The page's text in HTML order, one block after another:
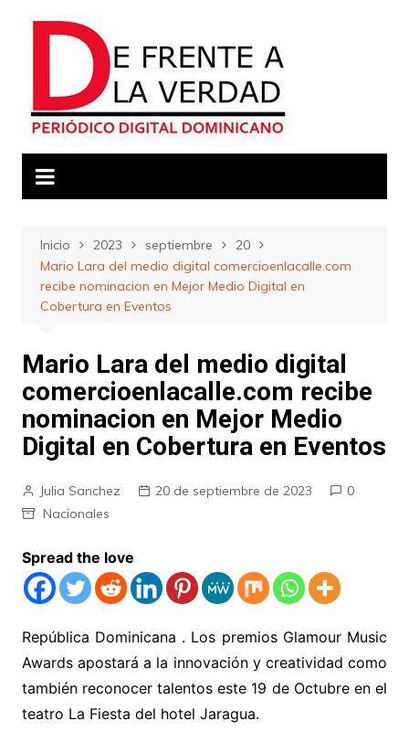
Inicio 2023 septiembre
20
Mario Lara del medio digital comercioenlacalle.com
recibe nominacion en Mejor Medio Digital en
Cobertura en Eventos
Mario Lara del medio digital
comercioenlacalle.com recibe
nominacion en Mejor Medio
Digital en Cobertura en Eventos
Julia Sanchez 20 de septiembre de 2023
0
Nacionales
Spread the love
República Dominicana . Los premios Glamour Music
Awards apostará a la innovación y creatividad como
también reconocer talentos este 19 de Octubre en el
teatro La Fiesta del hotel Jaragua.